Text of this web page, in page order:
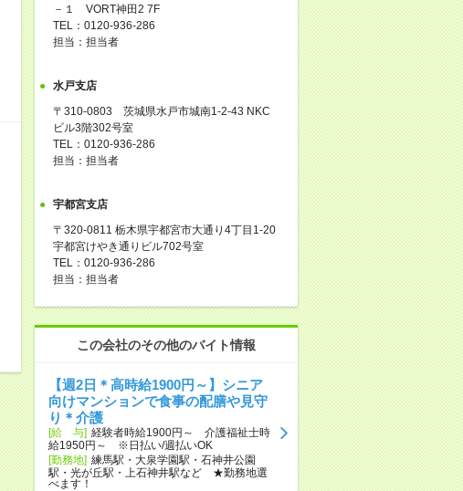
－１ VORT神田2 7F
TEL：0120-936-286
担当：担当者
水戸支店
〒310-0803 茨城県水戸市城南1-2-43 NKC
ビル3階302号室
TEL：0120-936-286
担当：担当者
宇都宮支店
〒320-0811 栃木県宇都宮市大通り4丁目1-20
宇都宮けやき通りビル702号室
TEL：0120-936-286
担当：担当者
この会社のその他のバイト情報
【週2日＊高時給1900円～】シニア
向けマンションで食事の配膳や見守
り＊介護
[給 与] 経験者時給1900円～ 介護福祉士時
給1950円～ ※日払い/週払いOK
[勤務地] 練馬駅・大泉学園駅・石神井公園
駅・光が丘駅・上石神井駅など ★勤務地選
べます！